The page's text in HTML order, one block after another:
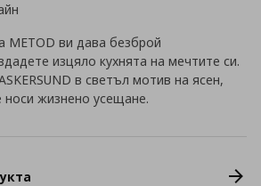
METOD ви дава безброй
изцяло кухнята на мечтите си.
в светъл мотив на ясен,
носи жизнено усещане.